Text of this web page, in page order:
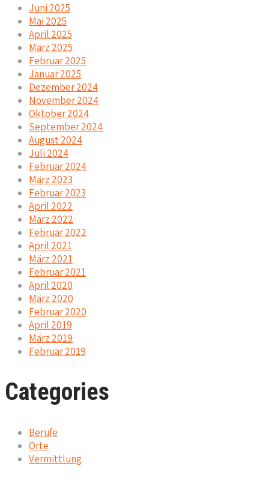
Juni 2025
Mai 2025
April 2025
März 2025
Februar 2025
Januar 2025
Dezember 2024
November 2024
Oktober 2024
September 2024
August 2024
Juli 2024
Februar 2024
März 2023
Februar 2023
April 2022
März 2022
Februar 2022
April 2021
März 2021
Februar 2021
April 2020
März 2020
Februar 2020
April 2019
März 2019
Februar 2019
Categories
Berufe
Orte
Vermittlung